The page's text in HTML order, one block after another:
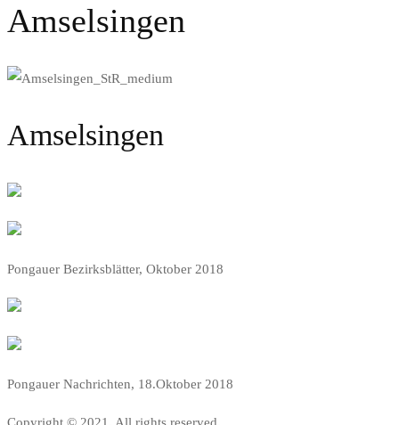
Amselsingen
Amselsingen
Pongauer Bezirksblätter, Oktober 2018
Pongauer Nachrichten, 18.Oktober 2018